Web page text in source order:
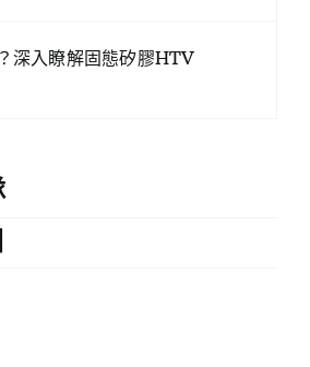
深入瞭解固態矽膠HTV